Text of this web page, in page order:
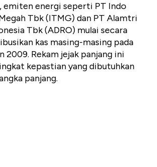
emiten energi seperti PT Indo
Tbk (ITMG) dan PT Alamtri
Tbk (ADRO) mulai secara
kas masing-masing pada
2009. Rekam jejak panjang ini
kepastian yang dibutuhkan
panjang.